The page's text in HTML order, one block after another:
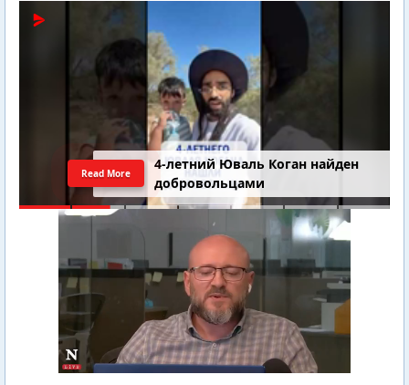
4-летний Юваль Коган найден
добровольцами
Read More